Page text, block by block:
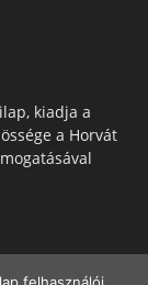
kiadja a
a Horvát